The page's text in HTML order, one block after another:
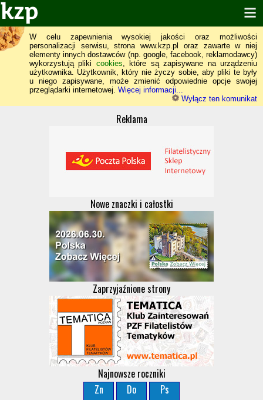
W celu zapewnienia wysokiej jakości oraz możliwości
personalizacji serwisu, strona www.kzp.pl oraz zawarte w niej
elementy innych dostawców (np. google, facebook, reklamodawcy)
wykorzystują pliki cookies, które są zapisywane na urządzeniu
użytkownika. Użytkownik, który nie życzy sobie, aby pliki te były
u niego zapisywane, może zmienić odpowiednie opcje swojej
przeglądarki internetowej. Więcej informacji...
Wyłącz ten komunikat
Reklama
Nowe znaczki i całostki
Zaprzyjaźnione strony
Najnowsze roczniki
Zn
Do
Ps